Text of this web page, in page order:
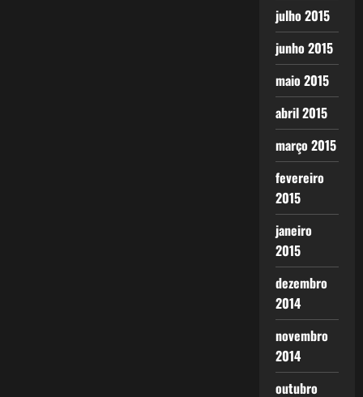
julho 2015
junho 2015
maio 2015
abril 2015
março 2015
fevereiro
2015
janeiro
2015
dezembro
2014
novembro
2014
outubro